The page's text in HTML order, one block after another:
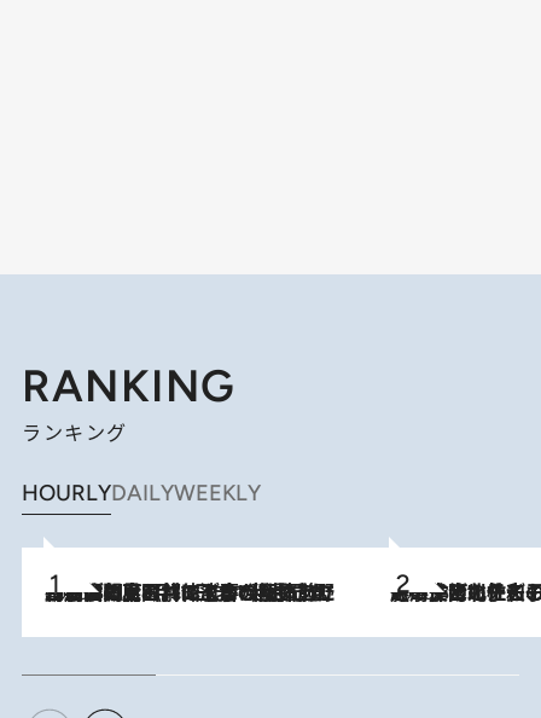
RANKING
ランキング
HOURLYDAILYWEEKLY
2026.8.8
「最後に見られてよかった」上野動物園の東園パンダ舎が解体前に特別公開。8月16日まで延長されたパネル展と共に辿る“半世紀”のパンダ飼育《解体工事の図面あり》 2026.8.3
《「文士の子ども被害者の会」発足！》阿川佐和子（72）が語る遠藤周作に北杜夫、劇作家・矢代静一の子どもたちの“文豪プライベート事件簿”